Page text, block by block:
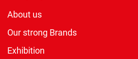
About us
Our strong Brands
Exhibition